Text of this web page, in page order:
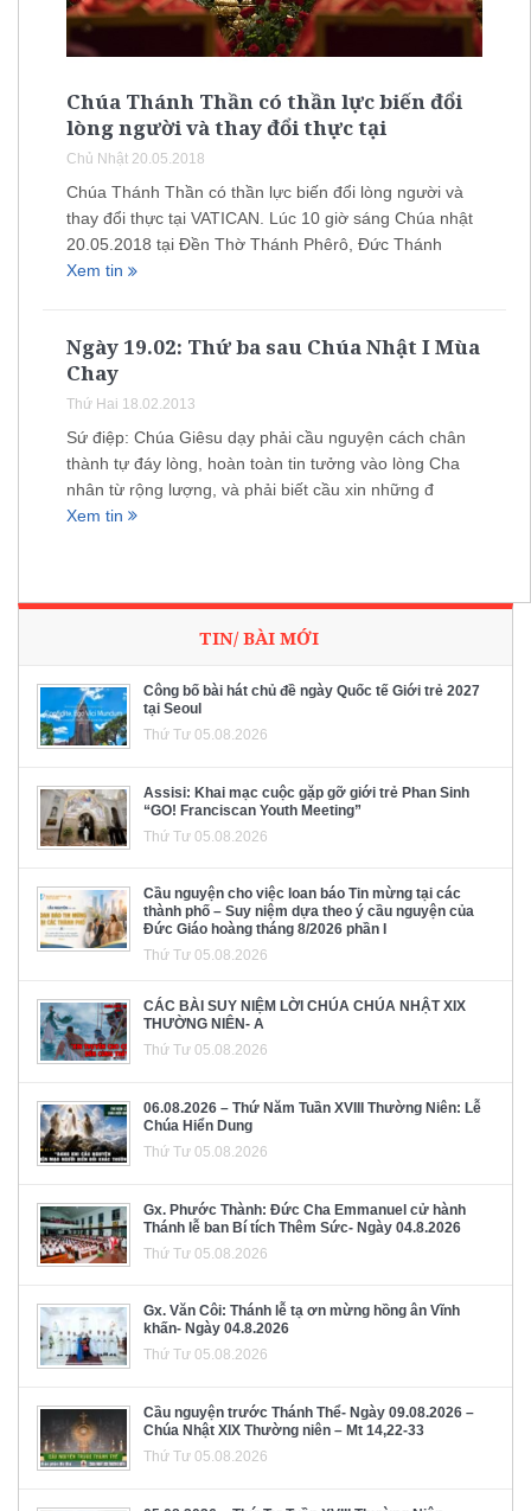
Chúa Thánh Thần có thần lực biến đổi
lòng người và thay đổi thực tại
Chủ Nhật 20.05.2018
Chúa Thánh Thần có thần lực biến đổi lòng người và
thay đổi thực tại VATICAN. Lúc 10 giờ sáng Chúa nhật
20.05.2018 tại Đền Thờ Thánh Phêrô, Đức Thánh
Xem tin
Ngày 19.02: Thứ ba sau Chúa Nhật I Mùa
Chay
Thứ Hai 18.02.2013
Sứ điệp: Chúa Giêsu dạy phải cầu nguyện cách chân
thành tự đáy lòng, hoàn toàn tin tưởng vào lòng Cha
nhân từ rộng lượng, và phải biết cầu xin những đ
Xem tin
TIN/ BÀI MỚI
Công bố bài hát chủ đề ngày Quốc tế Giới trẻ 2027
tại Seoul
Thứ Tư 05.08.2026
Assisi: Khai mạc cuộc gặp gỡ giới trẻ Phan Sinh
“GO! Franciscan Youth Meeting”
Thứ Tư 05.08.2026
Cầu nguyện cho việc loan báo Tin mừng tại các
thành phố – Suy niệm dựa theo ý cầu nguyện của
Đức Giáo hoàng tháng 8/2026 phần I
Thứ Tư 05.08.2026
CÁC BÀI SUY NIỆM LỜI CHÚA CHÚA NHẬT XIX
THƯỜNG NIÊN- A
Thứ Tư 05.08.2026
06.08.2026 – Thứ Năm Tuần XVIII Thường Niên: Lễ
Chúa Hiển Dung
Thứ Tư 05.08.2026
Gx. Phước Thành: Đức Cha Emmanuel cử hành
Thánh lễ ban Bí tích Thêm Sức- Ngày 04.8.2026
Thứ Tư 05.08.2026
Gx. Văn Côi: Thánh lễ tạ ơn mừng hồng ân Vĩnh
khấn- Ngày 04.8.2026
Thứ Tư 05.08.2026
Cầu nguyện trước Thánh Thể- Ngày 09.08.2026 –
Chúa Nhật XIX Thường niên – Mt 14,22-33
Thứ Tư 05.08.2026